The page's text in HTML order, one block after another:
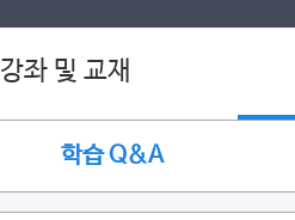
강좌 및 교재
학습 Q&A